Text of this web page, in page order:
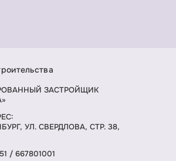
ЗАСТРОЙЩИК
УЛ. СВЕРДЛОВА, СТР. 38,
/ 667801001